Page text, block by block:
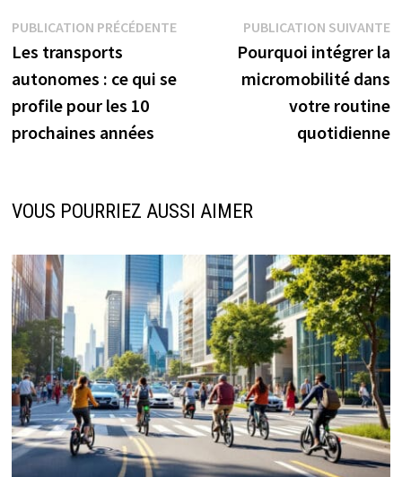
Navigation
de
l’article
PUBLICATION PRÉCÉDENTEPublication
précédente :
Les transports
autonomes : ce qui se
profile pour les 10
prochaines années
PUBLICATION SUIVANTE
Pourquoi intégrer la
micromobilité dans
votre routine
quotidienne
VOUS POURRIEZ AUSSI AIMER